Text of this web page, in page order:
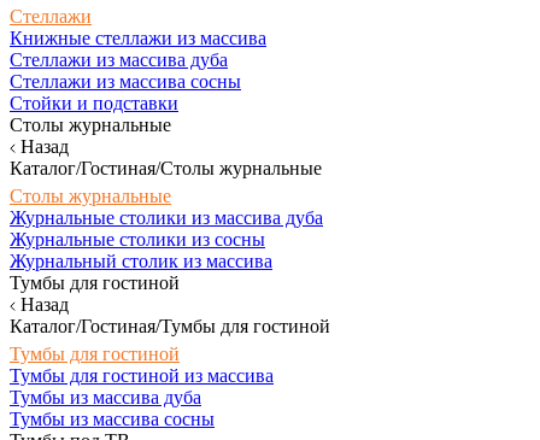
Стеллажи
Книжные стеллажи из массива
Стеллажи из массива дуба
Стеллажи из массива сосны
Стойки и подставки
Столы журнальные
Назад
Каталог/Гостиная/Столы журнальные
Столы журнальные
Журнальные столики из массива дуба
Журнальные столики из сосны
Журнальный столик из массива
Тумбы для гостиной
Назад
Каталог/Гостиная/Тумбы для гостиной
Тумбы для гостиной
Тумбы для гостиной из массива
Тумбы из массива дуба
Тумбы из массива сосны